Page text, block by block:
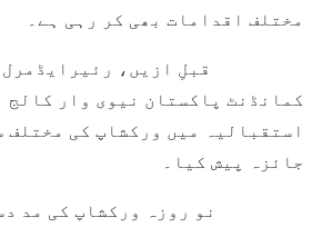
مختلف اقدامات بھی کر رہی ہے۔
قبلِ ازیں، رئیرایڈمرل
کمانڈنٹ پاکستان نیوی وار کالج
استقبالیہ میں ورکشاپ کی مختلف
جائزہ پیش کیا۔
نو روزہ ورکشاپ کی مد دسے